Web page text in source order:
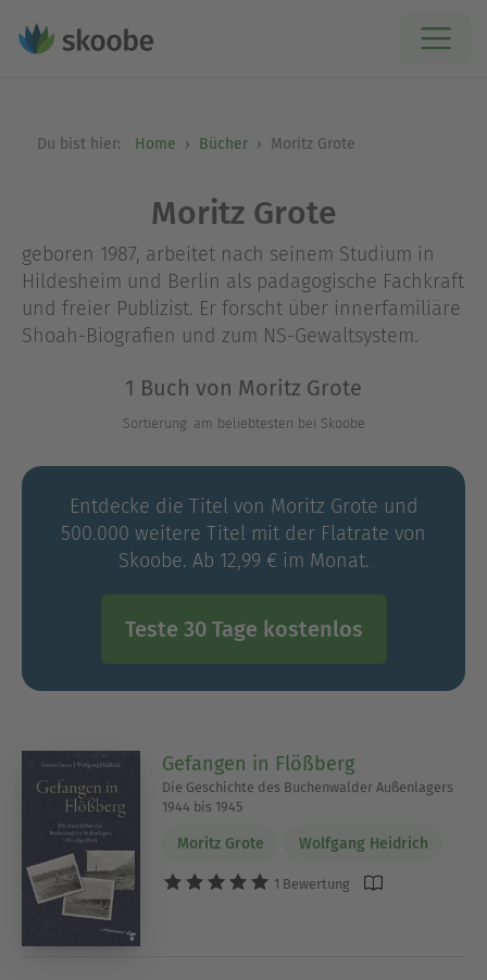
Du bist hier: Home Bücher Moritz Grote
Moritz Grote
geboren 1987, arbeitet nach seinem Studium in
Hildesheim und Berlin als pädagogische Fachkraft
und freier Publizist. Er forscht über innerfamiliäre
Shoah-Biografien und zum NS-Gewaltsystem.
1 Buch von Moritz Grote
Sortierung: am beliebtesten bei Skoobe
Entdecke die Titel von Moritz Grote und
500.000 weitere Titel mit der Flatrate von
Skoobe. Ab 12,99 € im Monat.
Teste 30 Tage kostenlos
Gefangen in Flößberg
Die Geschichte des Buchenwalder Außenlagers
1944 bis 1945
Moritz Grote Wolfgang Heidrich
1 Bewertung